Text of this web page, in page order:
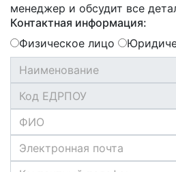
менеджер и обсудит все
Контактная информация:
Физическое лицо